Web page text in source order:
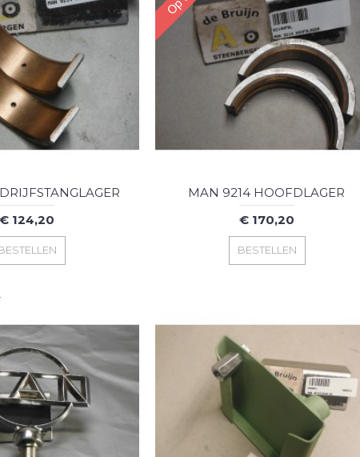
€ 124,20
MAN 9214 HOOFDLAGER
€ 170,20
BESTELLEN